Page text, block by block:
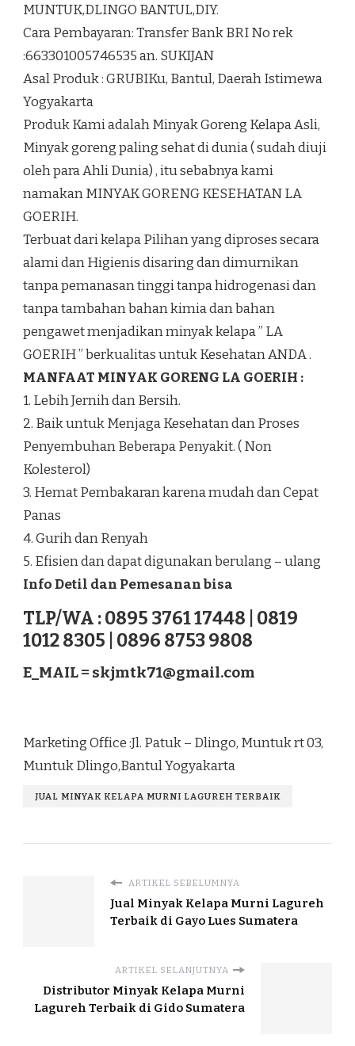
MUNTUK,DLINGO BANTUL,DIY.
Cara Pembayaran: Transfer Bank BRI No rek
:663301005746535 an. SUKIJAN
Asal Produk : GRUBIKu, Bantul, Daerah Istimewa
Yogyakarta
Produk Kami adalah Minyak Goreng Kelapa Asli,
Minyak goreng paling sehat di dunia ( sudah diuji
oleh para Ahli Dunia) , itu sebabnya kami
namakan MINYAK GORENG KESEHATAN LA
GOERIH.
Terbuat dari kelapa Pilihan yang diproses secara
alami dan Higienis disaring dan dimurnikan
tanpa pemanasan tinggi tanpa hidrogenasi dan
tanpa tambahan bahan kimia dan bahan
pengawet menjadikan minyak kelapa ” LA
GOERIH ” berkualitas untuk Kesehatan ANDA .
MANFAAT MINYAK GORENG LA GOERIH :
1. Lebih Jernih dan Bersih.
2. Baik untuk Menjaga Kesehatan dan Proses
Penyembuhan Beberapa Penyakit. ( Non
Kolesterol)
3. Hemat Pembakaran karena mudah dan Cepat
Panas
4. Gurih dan Renyah
5. Efisien dan dapat digunakan berulang – ulang
Info Detil dan Pemesanan bisa
TLP/WA : 0895 3761 17448 | 0819
1012 8305 | 0896 8753 9808
E_MAIL = skjmtk71@gmail.com
Marketing Office :Jl. Patuk – Dlingo, Muntuk rt 03,
Muntuk Dlingo,Bantul Yogyakarta
JUAL MINYAK KELAPA MURNI LAGUREH TERBAIK
ARTIKEL SEBELUMNYA
Jual Minyak Kelapa Murni Lagureh
Terbaik di Gayo Lues Sumatera
ARTIKEL SELANJUTNYA
Distributor Minyak Kelapa Murni
Lagureh Terbaik di Gido Sumatera